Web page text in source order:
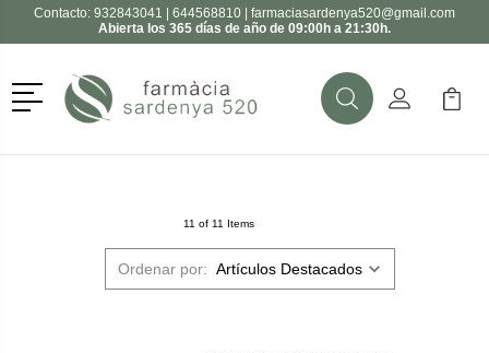
Contacto: 932843041 | 644568810 | farmaciasardenya520@gmail.com
Abierta los 365 días de año de 09:00h a 21:30h.
Menú
BuscarMi Cuenta
Mi
11 of 11 Items
Ordenar por: